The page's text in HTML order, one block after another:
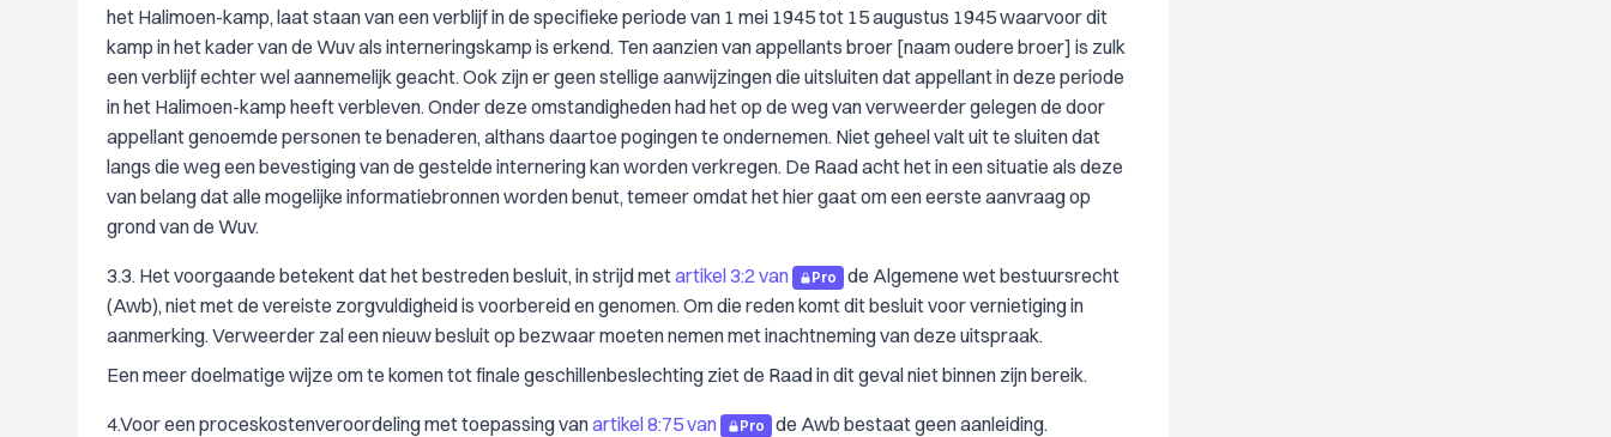
het Halimoen-kamp, laat staan van een verblijf in de specifieke periode van 1 mei 1945 tot 15 augustus 1945 waarvoor dit
kamp in het kader van de Wuv als interneringskamp is erkend. Ten aanzien van appellants broer [naam oudere broer] is zulk
een verblijf echter wel aannemelijk geacht. Ook zijn er geen stellige aanwijzingen die uitsluiten dat appellant in deze periode
in het Halimoen-kamp heeft verbleven. Onder deze omstandigheden had het op de weg van verweerder gelegen de door
appellant genoemde personen te benaderen, althans daartoe pogingen te ondernemen. Niet geheel valt uit te sluiten dat
langs die weg een bevestiging van de gestelde internering kan worden verkregen. De Raad acht het in een situatie als deze
van belang dat alle mogelijke informatiebronnen worden benut, temeer omdat het hier gaat om een eerste aanvraag op
grond van de Wuv.
3.3. Het voorgaande betekent dat het bestreden besluit, in strijd metartikel 3:2 van Pro
de Algemene wet bestuursrecht
(Awb), niet met de vereiste zorgvuldigheid is voorbereid en genomen. Om die reden komt dit besluit voor vernietiging in
aanmerking. Verweerder zal een nieuw besluit op bezwaar moeten nemen met inachtneming van deze uitspraak.
Een meer doelmatige wijze om te komen tot finale geschillenbeslechting ziet de Raad in dit geval niet binnen zijn bereik.
4.Voor een proceskostenveroordeling met toepassing vanartikel 8:75 van Pro de Awb bestaat geen aanleiding.